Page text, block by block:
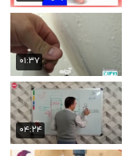
۰۱:۳۷
۰۴:۲۴